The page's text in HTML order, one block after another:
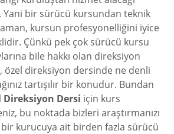
bir sürücü kursundan teknik
kursun profesyonelliğini iyice
Çünkü pek çok sürücü kursu
bile hakkı olan direksiyon
özel direksiyon dersinde ne denli
tartışılır bir konudur. Bundan
Direksiyon Dersi için kurs
bu noktada bizleri araştırmanızı
kurucuya ait birden fazla sürücü